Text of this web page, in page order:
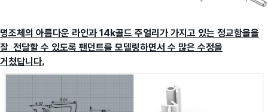
명조체의 아름다운 라인과 14k골드 주얼리가 가지고 있는 정교함을을
잘 전달할 수 있도록 팬던트를 모델링하면서 수 많은 수정을
거쳤답니다.